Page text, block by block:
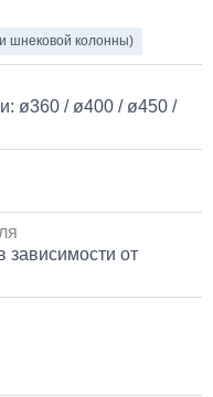
шнековой колонны)
ø360 / ø400 / ø450 /
зависимости от